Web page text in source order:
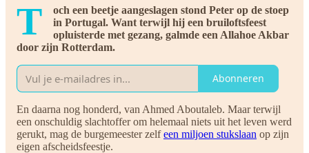
T
och een beetje aangeslagen stond Peter op de stoep
in Portugal. Want terwijl hij een bruiloftsfeest
opluisterde met gezang, galmde een Allahoe Akbar
door zijn Rotterdam.
Abonneren
En daarna nog honderd, van Ahmed Aboutaleb. Maar terwijl
een onschuldig slachtoffer om helemaal niets uit het leven werd
gerukt, mag de burgemeester zelfeen miljoen stukslaan op zijn
eigen afscheidsfeestje.